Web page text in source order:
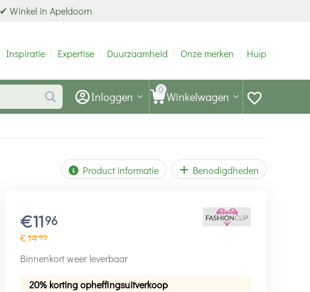
✔ Winkel in Apeldoorn
Inspiratie Expertise Duurzaamheid Onze merken Hulp
0 Winkelwagen
Inloggen
Product informatie Benodigdheden
€1196
€1495
Binnenkort weer leverbaar
20% korting opheffingsuitverkoop